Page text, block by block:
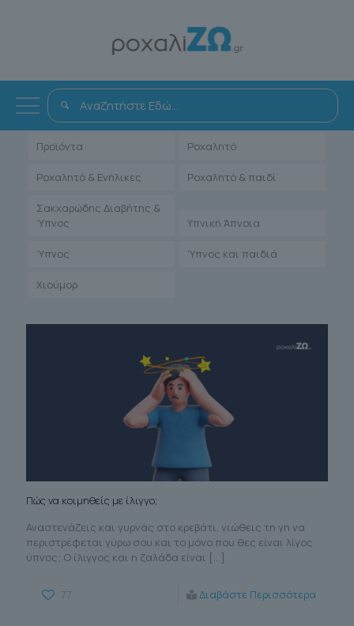
Αντιμετώπιση
Άρθρα Γιατρών Ενηλίκων
Μαρτυρίες Ιατρών
Προϊόντα Ροχαλητό
Ροχαλητό & Ενήλικες Ροχαλητό & παιδί
Σακχαρώδης Διαβήτης &
Ύπνος
Υπνική Άπνοια
Ύπνος Ύπνος και παιδιά
Χιούμορ
Πώς να κοιμηθείς με ίλιγγο;
Αναστενάζεις και γυρνάς στο κρεβάτι, νιώθεις τη γη να
περιστρέφεται γύρω σου και το μόνο που θες είναι λίγος
ύπνος; Ο ίλιγγος και η ζαλάδα είναι […]
77 Διαβάστε Περισσότερα